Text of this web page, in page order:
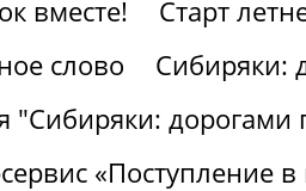
вместе!
Старт
слово
Сибиряки:
"Сибиряки: дорогами
«Поступление